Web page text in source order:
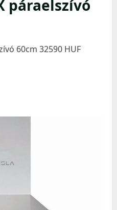
páraelszívó
60cm 32590 HUF